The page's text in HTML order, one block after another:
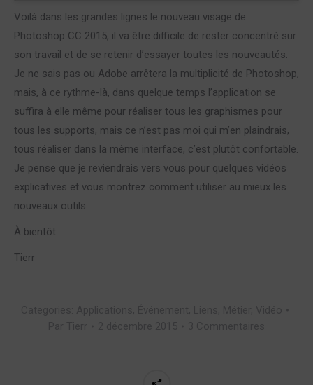
Voilà dans les grandes lignes le nouveau visage de
Photoshop CC 2015, il va être difficile de rester concentré sur
son travail et de se retenir d’essayer toutes les nouveautés.
Je ne sais pas ou Adobe arrêtera la multiplicité de Photoshop,
mais, à ce rythme-là, dans quelque temps l’application se
suffira à elle même pour réaliser tous les graphismes pour
tous les supports, mais ce n’est pas moi qui m’en plaindrais,
tous réaliser dans la même interface, c’est plutôt confortable.
Je pense que je reviendrais vers vous pour quelques vidéos
explicatives et vous montrez comment utiliser au mieux les
nouveaux outils.
À bientôt
Tierr